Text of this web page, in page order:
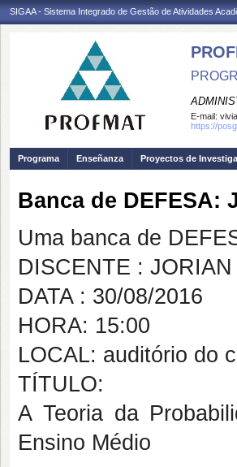
SIGAA - Sistema Integrado de Gestão de Atividades
E-mail:
https://
Programa Enseñanza Proyectos de
Banca de DEFESA:
Uma banca de
DISCENTE :
DATA : 30/08/2016
HORA: 15:00
LOCAL: auditório do
TÍTULO:
A Teoria da
Ensino Médio